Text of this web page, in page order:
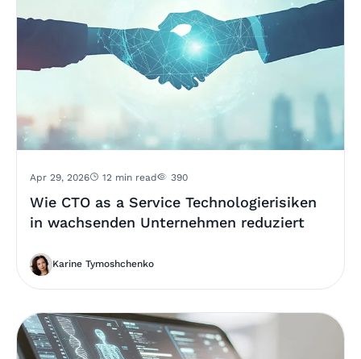
Apr 29, 2026 12 min read 390
Wie CTO as a Service Technologierisiken
in wachsenden Unternehmen reduziert
Karine Tymoshchenko